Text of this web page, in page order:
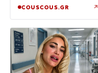
COUSCOUS.GR ↗